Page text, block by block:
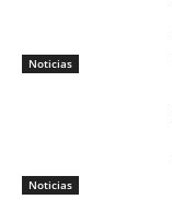
Noticias
Noticias